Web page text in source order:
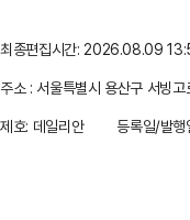
최종편집시간: 2026.08.09
주소 : 서울특별시 용산구 서빙
제호: 데일리안
등록일/발